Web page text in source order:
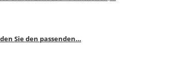
Sie den passenden…